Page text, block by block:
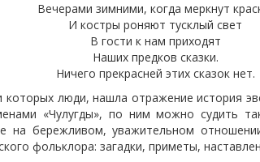
Вечерами зимними, когда меркнут
И костры роняют тусклый свет
В гости к нам приходят
Наших предков сказки.
Ничего прекрасней этих сказок нет.
люди, нашла отражение история
«Чулугды», по ним можно судить
на бережливом, уважительном
фольклора: загадки, приметы,